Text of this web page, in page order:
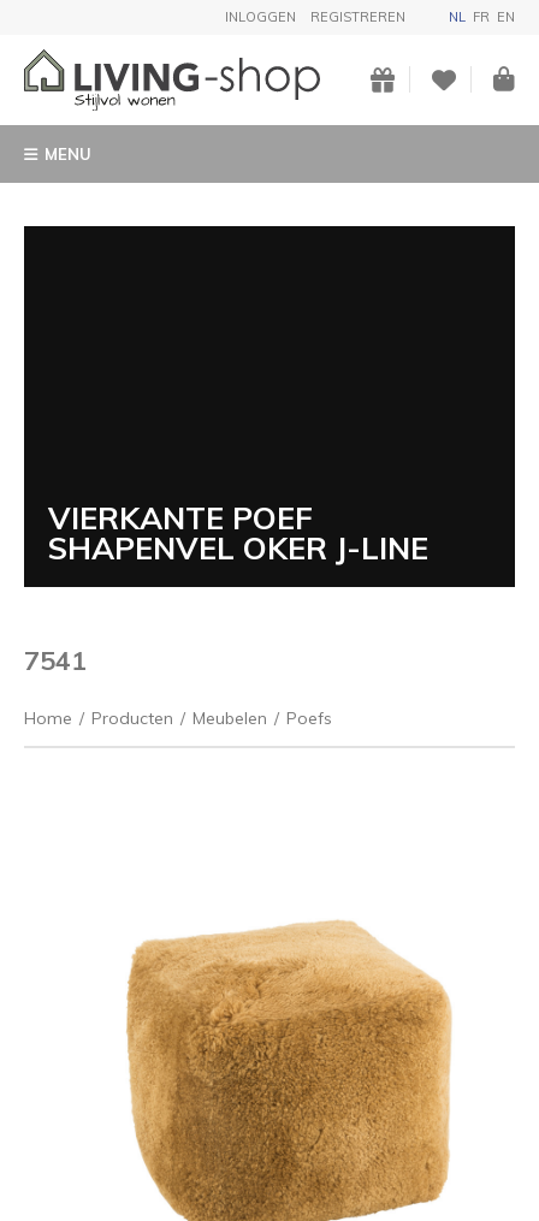
INLOGGEN REGISTREREN NL FR EN
MENU
VIERKANTE POEF
SHAPENVEL OKER J-LINE
7541
Home / Producten / Meubelen / Poefs